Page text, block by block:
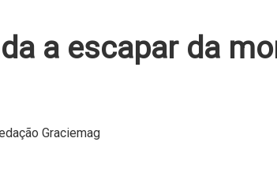
a escapar da
Graciemag